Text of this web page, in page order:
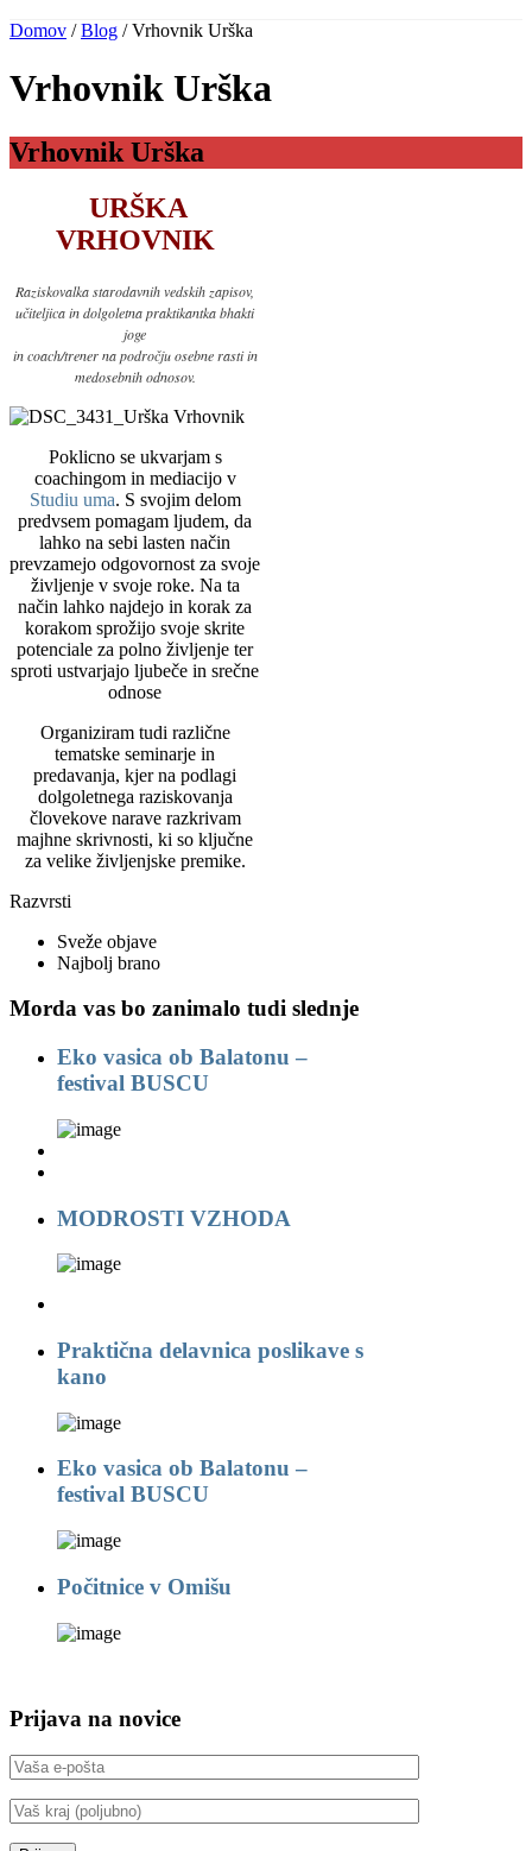
Domov /Blog /Vrhovnik Urška
Vrhovnik Urška
Vrhovnik Urška
URŠKA
VRHOVNIK
Raziskovalka starodavnih vedskih zapisov,
učiteljica in dolgoletna praktikantka bhakti
joge
in coach/trener na področju osebne rasti in
medosebnih odnosov.
Poklicno se ukvarjam s
coachingom in mediacijo v
Studiu uma. S svojim delom
predvsem pomagam ljudem, da
lahko na sebi lasten način
prevzamejo odgovornost za svoje
življenje v svoje roke. Na ta
način lahko najdejo in korak za
korakom sprožijo svoje skrite
potenciale za polno življenje ter
sproti ustvarjajo ljubeče in srečne
odnose
Organiziram tudi različne
tematske seminarje in
predavanja, kjer na podlagi
dolgoletnega raziskovanja
človekove narave razkrivam
majhne skrivnosti, ki so ključne
za velike življenjske premike.
Razvrsti
Sveže objave
Najbolj brano
Morda vas bo zanimalo tudi slednje
Eko vasica ob Balatonu –
festival BUSCU
MODROSTI VZHODA
Praktična delavnica poslikave s
kano
Eko vasica ob Balatonu –
festival BUSCU
Počitnice v Omišu
Prijava na novice